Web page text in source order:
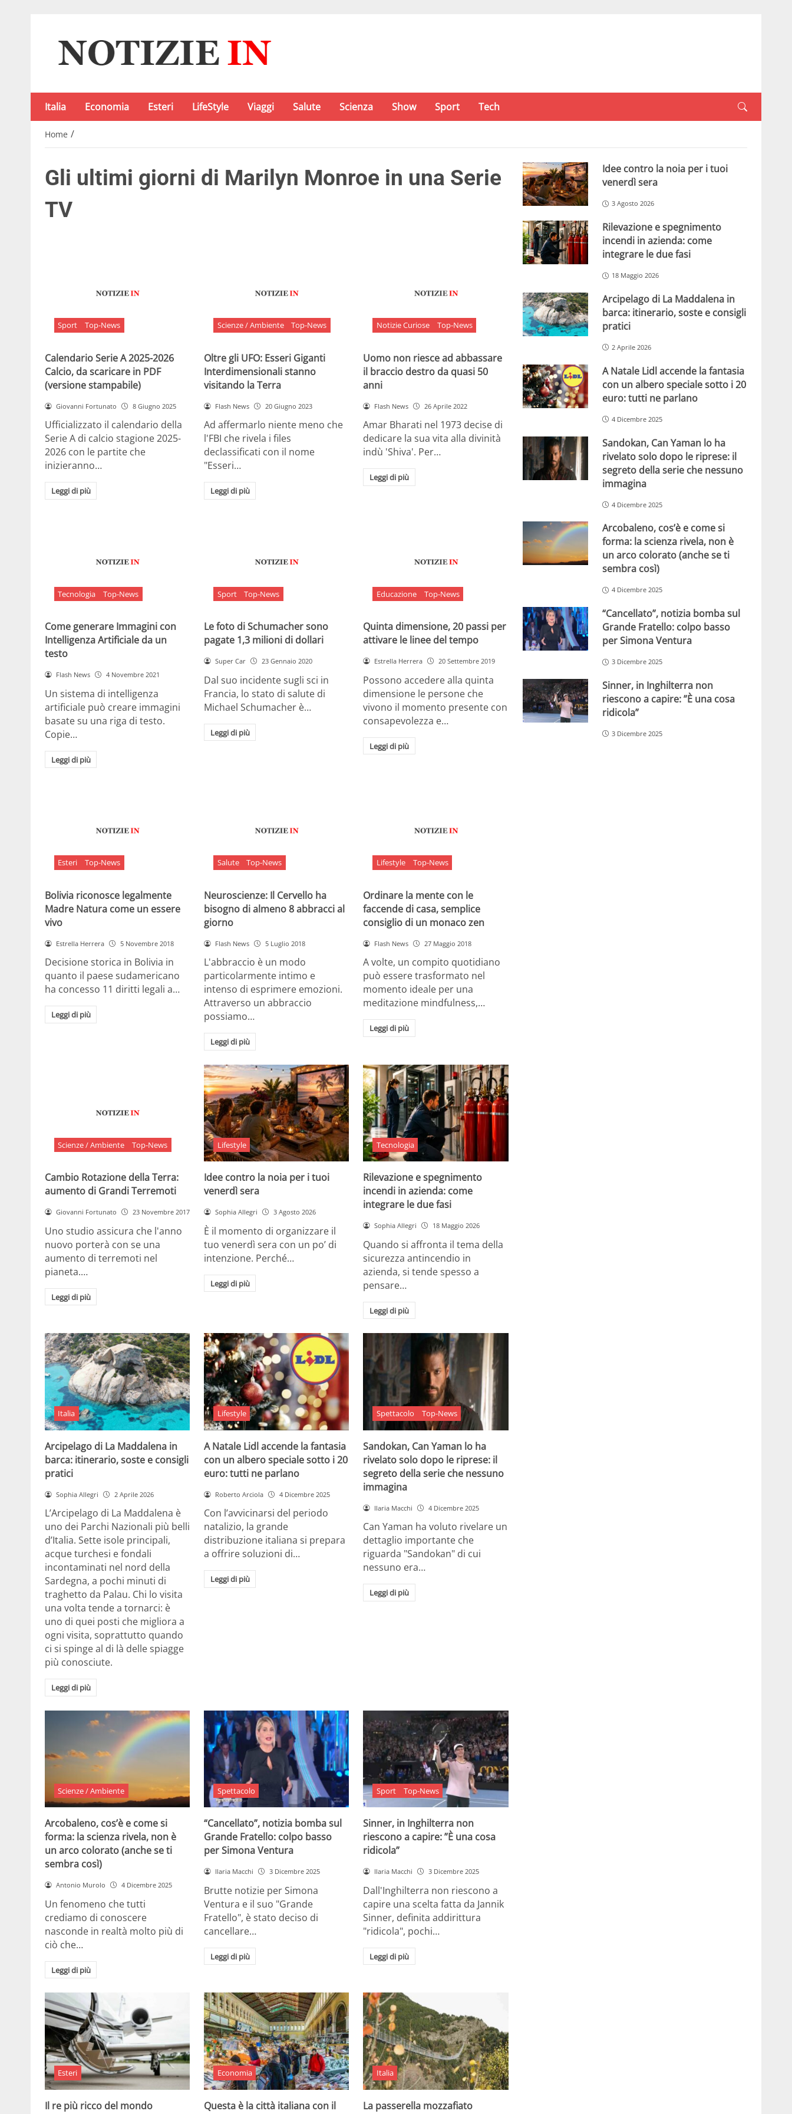
Italia Economia Esteri LifeStyle Viaggi Salute Scienza Show Sport Tech
Home /
Gli ultimi giorni di Marilyn Monroe in una Serie
TV
Sport Top-News
Calendario Serie A 2025-2026
Calcio, da scaricare in PDF
(versione stampabile)
Giovanni Fortunato 8 Giugno 2025
Ufficializzato il calendario della
Serie A di calcio stagione 2025-
2026 con le partite che
inizieranno…
Leggi di più
Scienze / Ambiente Top-News
Oltre gli UFO: Esseri Giganti
Interdimensionali stanno
visitando la Terra
Flash News 20 Giugno 2023
Ad affermarlo niente meno che
l'FBI che rivela i files
declassificati con il nome
"Esseri…
Leggi di più
Notizie Curiose Top-News
Uomo non riesce ad abbassare
il braccio destro da quasi 50
anni
Flash News 26 Aprile 2022
Amar Bharati nel 1973 decise di
dedicare la sua vita alla divinità
indù 'Shiva'. Per…
Leggi di più
Tecnologia Top-News
Come generare Immagini con
Intelligenza Artificiale da un
testo
Flash News 4 Novembre 2021
Un sistema di intelligenza
artificiale può creare immagini
basate su una riga di testo.
Copie…
Leggi di più
Sport Top-News
Le foto di Schumacher sono
pagate 1,3 milioni di dollari
Super Car 23 Gennaio 2020
Dal suo incidente sugli sci in
Francia, lo stato di salute di
Michael Schumacher è…
Leggi di più
Educazione Top-News
Quinta dimensione, 20 passi per
attivare le linee del tempo
Estrella Herrera 20 Settembre 2019
Possono accedere alla quinta
dimensione le persone che
vivono il momento presente con
consapevolezza e…
Leggi di più
Esteri Top-News
Bolivia riconosce legalmente
Madre Natura come un essere
vivo
Estrella Herrera 5 Novembre 2018
Decisione storica in Bolivia in
quanto il paese sudamericano
ha concesso 11 diritti legali a…
Leggi di più
Salute Top-News
Neuroscienze: Il Cervello ha
bisogno di almeno 8 abbracci al
giorno
Flash News 5 Luglio 2018
L'abbraccio è un modo
particolarmente intimo e
intenso di esprimere emozioni.
Attraverso un abbraccio
possiamo…
Leggi di più
Lifestyle Top-News
Ordinare la mente con le
faccende di casa, semplice
consiglio di un monaco zen
Flash News 27 Maggio 2018
A volte, un compito quotidiano
può essere trasformato nel
momento ideale per una
meditazione mindfulness,…
Leggi di più
Scienze / Ambiente Top-News
Cambio Rotazione della Terra:
aumento di Grandi Terremoti
Giovanni Fortunato 23 Novembre 2017
Uno studio assicura che l'anno
nuovo porterà con se una
aumento di terremoti nel
pianeta.…
Leggi di più
Lifestyle
Idee contro la noia per i tuoi
venerdì sera
Sophia Allegri 3 Agosto 2026
È il momento di organizzare il
tuo venerdì sera con un po’ di
intenzione. Perché…
Leggi di più
Tecnologia
Rilevazione e spegnimento
incendi in azienda: come
integrare le due fasi
Sophia Allegri 18 Maggio 2026
Quando si affronta il tema della
sicurezza antincendio in
azienda, si tende spesso a
pensare…
Leggi di più
Italia
Arcipelago di La Maddalena in
barca: itinerario, soste e consigli
pratici
Sophia Allegri 2 Aprile 2026
L’Arcipelago di La Maddalena è
uno dei Parchi Nazionali più belli
d’Italia. Sette isole principali,
acque turchesi e fondali
incontaminati nel nord della
Sardegna, a pochi minuti di
traghetto da Palau. Chi lo visita
una volta tende a tornarci: è
uno di quei posti che migliora a
ogni visita, soprattutto quando
ci si spinge al di là delle spiagge
più conosciute.
Leggi di più
Lifestyle
A Natale Lidl accende la fantasia
con un albero speciale sotto i 20
euro: tutti ne parlano
Roberto Arciola 4 Dicembre 2025
Con l’avvicinarsi del periodo
natalizio, la grande
distribuzione italiana si prepara
a offrire soluzioni di…
Leggi di più
Spettacolo Top-News
Sandokan, Can Yaman lo ha
rivelato solo dopo le riprese: il
segreto della serie che nessuno
immagina
Ilaria Macchi 4 Dicembre 2025
Can Yaman ha voluto rivelare un
dettaglio importante che
riguarda "Sandokan" di cui
nessuno era…
Leggi di più
Scienze / Ambiente
Arcobaleno, cos’è e come si
forma: la scienza rivela, non è
un arco colorato (anche se ti
sembra così)
Antonio Murolo 4 Dicembre 2025
Un fenomeno che tutti
crediamo di conoscere
nasconde in realtà molto più di
ciò che…
Leggi di più
Spettacolo
“Cancellato”, notizia bomba sul
Grande Fratello: colpo basso
per Simona Ventura
Ilaria Macchi 3 Dicembre 2025
Brutte notizie per Simona
Ventura e il suo "Grande
Fratello", è stato deciso di
cancellare…
Leggi di più
Sport Top-News
Sinner, in Inghilterra non
riescono a capire: ”È una cosa
ridicola”
Ilaria Macchi 3 Dicembre 2025
Dall'Inghilterra non riescono a
capire una scelta fatta da Jannik
Sinner, definita addirittura
"ridicola", pochi…
Leggi di più
Esteri
Il re più ricco del mondo
Economia
Questa è la città italiana con il
Italia
La passerella mozzafiato
Idee contro la noia per i tuoi
venerdì sera
3 Agosto 2026
Rilevazione e spegnimento
incendi in azienda: come
integrare le due fasi
18 Maggio 2026
Arcipelago di La Maddalena in
barca: itinerario, soste e consigli
pratici
2 Aprile 2026
A Natale Lidl accende la fantasia
con un albero speciale sotto i 20
euro: tutti ne parlano
4 Dicembre 2025
Sandokan, Can Yaman lo ha
rivelato solo dopo le riprese: il
segreto della serie che nessuno
immagina
4 Dicembre 2025
Arcobaleno, cos’è e come si
forma: la scienza rivela, non è
un arco colorato (anche se ti
sembra così)
4 Dicembre 2025
“Cancellato”, notizia bomba sul
Grande Fratello: colpo basso
per Simona Ventura
3 Dicembre 2025
Sinner, in Inghilterra non
riescono a capire: ”È una cosa
ridicola”
3 Dicembre 2025